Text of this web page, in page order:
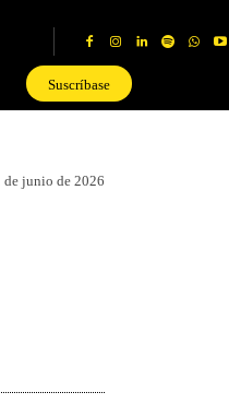
Suscríbase
de junio de 2026